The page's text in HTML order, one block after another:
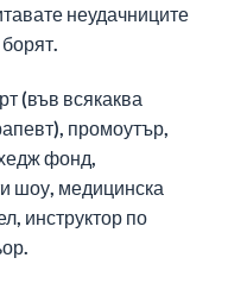
неудачниците
(във всякаква
промоутър,
фонд,
шоу, медицинска
инструктор по